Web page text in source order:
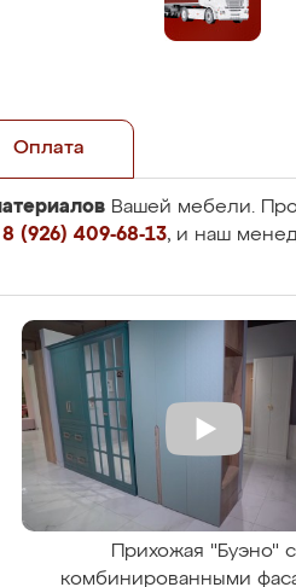
Оплата
Вашей мебели.
8 (926) 409-68-13, и наш
Прихожая "Буэно" с
комбинированными